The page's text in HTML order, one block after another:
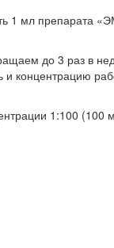
1 мл препарата
до 3 раз в
концентрацию
1:100 (100